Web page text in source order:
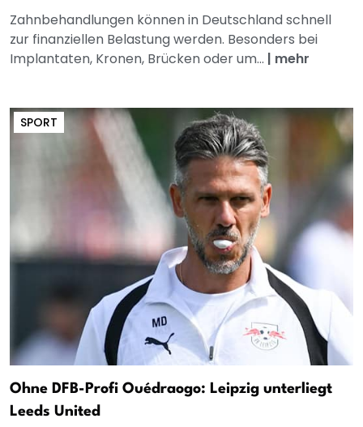
Zahnbehandlungen können in Deutschland schnell
zur finanziellen Belastung werden. Besonders bei
Implantaten, Kronen, Brücken oder um... | mehr
SPORT
Ohne DFB-Profi Ouédraogo: Leipzig unterliegt
Leeds United